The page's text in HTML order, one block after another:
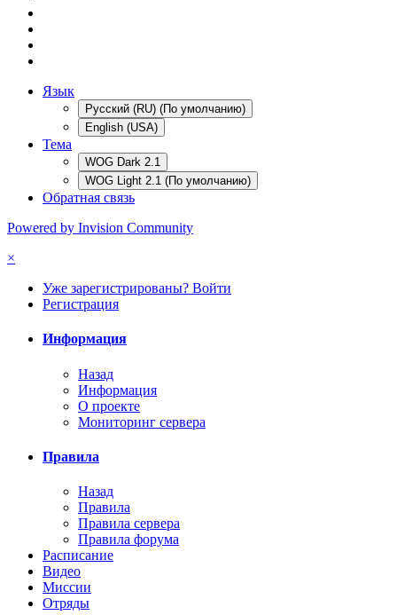
Язык
Русский (RU) (По умолчанию)
English (USA)
Тема
WOG Dark 2.1
WOG Light 2.1 (По умолчанию)
Обратная связь
Powered by Invision Community
×
Уже зарегистрированы? Войти
Регистрация
Информация
Назад
Информация
О проекте
Мониторинг сервера
Правила
Назад
Правила
Правила сервера
Правила форума
Расписание
Видео
Миссии
Отряды